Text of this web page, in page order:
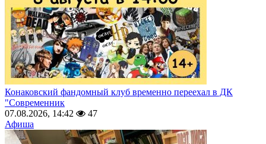
Конаковский фандомный клуб временно переехал в ДК
"Современник
07.08.2026, 14:42
47
Афиша